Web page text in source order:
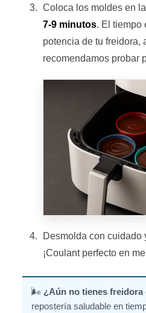
Coloca los moldes en
7-9 minutos. El tiempo
potencia de tu freidora,
recomendamos probar
Desmolda con cuidado
¡Coulant perfecto en
🌬️ ¿Aún no tienes freidora
repostería saludable en